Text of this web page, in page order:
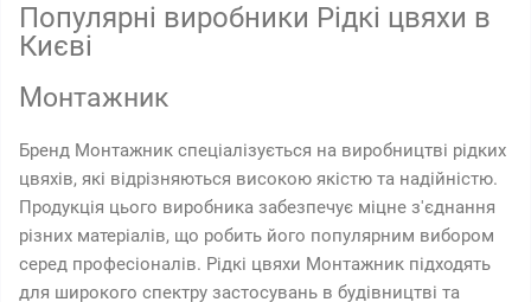
Популярні виробники Рідкі цвяхи в
Києві
Монтажник
Бренд Монтажник спеціалізується на виробництві рідких
цвяхів, які відрізняються високою якістю та надійністю.
Продукція цього виробника забезпечує міцне з'єднання
різних матеріалів, що робить його популярним вибором
серед професіоналів. Рідкі цвяхи Монтажник підходять
для широкого спектру застосувань в будівництві та